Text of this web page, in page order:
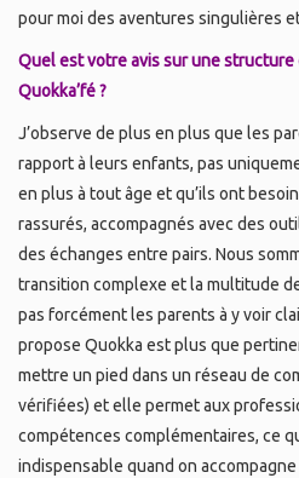
pour moi des aventures singulières
Quel est votre avis sur une structure
Quokka’fé ?
J’observe de plus en plus que les
rapport à leurs enfants, pas
en plus à tout âge et qu’ils ont
rassurés, accompagnés avec des
des échanges entre pairs. Nous
transition complexe et la multitude
pas forcément les parents à y voir
propose Quokka est plus que
mettre un pied dans un réseau de
vérifiées) et elle permet aux
compétences complémentaires, ce
indispensable quand on accompagne